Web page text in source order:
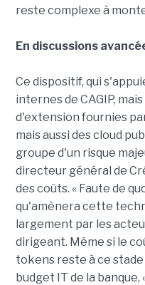
reste complexe à
En discussions
Ce dispositif, qui
internes de CAGIP,
d'extension fournies
mais aussi des cloud
groupe d'un risque
directeur général de
des coûts. « Faute de
qu'amènera cette
largement par les
dirigeant. Même si le
tokens reste à ce
budget IT de la